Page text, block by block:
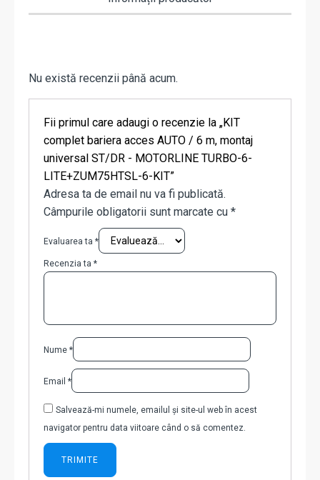
Nu există recenzii până acum.
Fii primul care adaugi o recenzie la „KIT
complet bariera acces AUTO / 6 m, montaj
universal ST/DR - MOTORLINE TURBO-6-
LITE+ZUM75HTSL-6-KIT”
Adresa ta de email nu va fi publicată.
Câmpurile obligatorii sunt marcate cu *
Evaluarea ta *
Recenzia ta *
Nume *
Email *
Salvează-mi numele, emailul și site-ul web în acest
navigator pentru data viitoare când o să comentez.